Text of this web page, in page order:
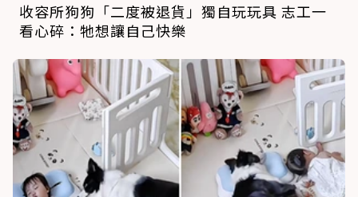
收容所狗狗「二度被退貨」獨自玩玩具 志工一
看心碎：牠想讓自己快樂